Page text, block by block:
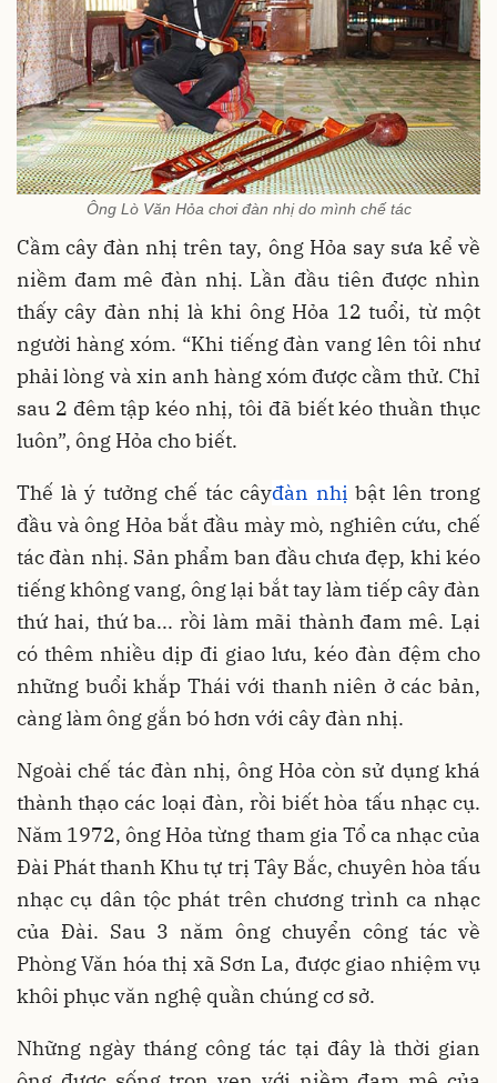
Ông Lò Văn Hỏa chơi đàn nhị do mình chế tác
Cầm cây đàn nhị trên tay, ông Hỏa say sưa kể về
niềm đam mê đàn nhị. Lần đầu tiên được nhìn
thấy cây đàn nhị là khi ông Hỏa 12 tuổi, từ một
người hàng xóm. “Khi tiếng đàn vang lên tôi như
phải lòng và xin anh hàng xóm được cầm thử. Chỉ
sau 2 đêm tập kéo nhị, tôi đã biết kéo thuần thục
luôn”, ông Hỏa cho biết.
Thế là ý tưởng chế tác câyđàn nhị bật lên trong
đầu và ông Hỏa bắt đầu mày mò, nghiên cứu, chế
tác đàn nhị. Sản phẩm ban đầu chưa đẹp, khi kéo
tiếng không vang, ông lại bắt tay làm tiếp cây đàn
thứ hai, thứ ba... rồi làm mãi thành đam mê. Lại
có thêm nhiều dịp đi giao lưu, kéo đàn đệm cho
những buổi khắp Thái với thanh niên ở các bản,
càng làm ông gắn bó hơn với cây đàn nhị.
Ngoài chế tác đàn nhị, ông Hỏa còn sử dụng khá
thành thạo các loại đàn, rồi biết hòa tấu nhạc cụ.
Năm 1972, ông Hỏa từng tham gia Tổ ca nhạc của
Đài Phát thanh Khu tự trị Tây Bắc, chuyên hòa tấu
nhạc cụ dân tộc phát trên chương trình ca nhạc
của Đài. Sau 3 năm ông chuyển công tác về
Phòng Văn hóa thị xã Sơn La, được giao nhiệm vụ
khôi phục văn nghệ quần chúng cơ sở.
Những ngày tháng công tác tại đây là thời gian